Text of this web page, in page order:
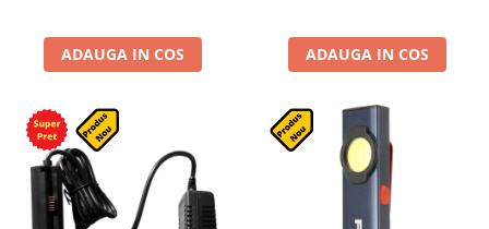
ADAUGA IN COS ADAUGA IN COS